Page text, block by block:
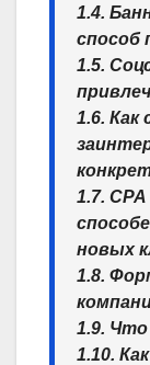
1.4.
способ
1.5.
1.6.
1.7.
новых
1.8.
1.9.
1.10.